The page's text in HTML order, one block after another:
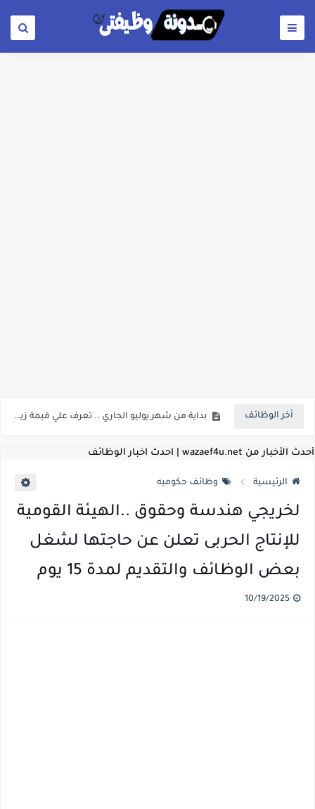
أخر الوظائف للمؤهلات العليا ..اعلان وظائف وزارة التنمية المحلية " اخصائي تخطيط - مهندس - اخصائي حاسبات - باحث قانوني " والتقديم الكتروني بتاريخ 15-7-2026
اعلان وظائف الهيئة القومية لسلامة الغذاء " لشغل وظيفة مفتش أغذية " لخريجي علوم / زراعة / طب بيطري "... الشروط والاوراق المطلوبة وكيفية التقديم
أحدث الأخبار من wazaef4u.net | احدث اخبار الوظائف
الرئيسية وظائف حكوميه
لخريجي هندسة وحقوق ..الهيئة القومية
للإنتاج الحربى تعلن عن حاجتها لشغل
بعض الوظائف والتقديم لمدة 15 يوم